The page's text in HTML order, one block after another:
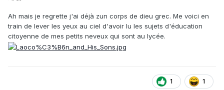
Ah mais je regrette j'ai déjà zun corps de dieu grec. Me voici en
train de lever les yeux au ciel d'avoir lu les sujets d'éducation
citoyenne de mes petits neveux qui sont au lycée.
1 1